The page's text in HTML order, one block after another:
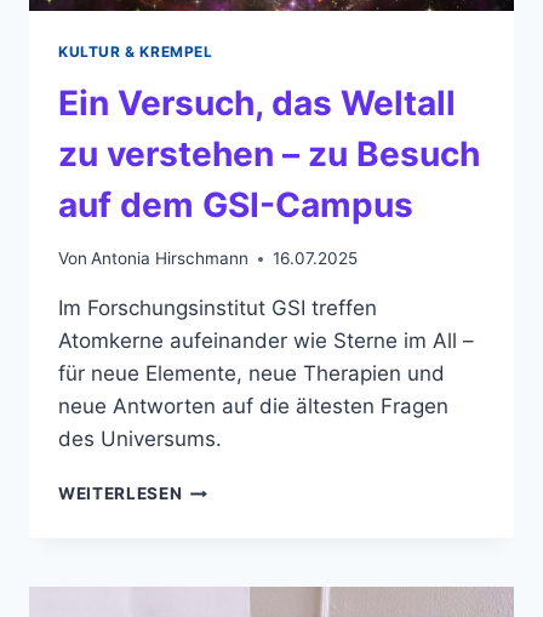
KULTUR & KREMPEL
Ein Versuch, das Weltall
zu verstehen – zu Besuch
auf dem GSI-Campus
Von Antonia Hirschmann 16.07.2025
Im Forschungsinstitut GSI treffen
Atomkerne aufeinander wie Sterne im All –
für neue Elemente, neue Therapien und
neue Antworten auf die ältesten Fragen
des Universums.
WEITERLESEN EIN
ZU